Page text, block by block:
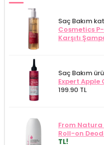
Saç Bakım
Cosmetics
Karşıtı
Saç Bakım
Expert Apple
199.90 TL
From Natura
Roll-on
TL!